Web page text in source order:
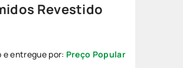
Revestido
e entregue por: Preço Popular